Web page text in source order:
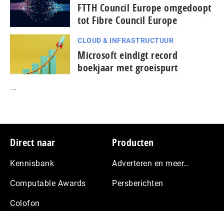
FTTH Council Europe omgedoopt
tot Fibre Council Europe
CLOUD & INFRASTRUCTUUR
Microsoft eindigt record
boekjaar met groeispurt
...
Footer
Direct naar
Kennisbank
Computable Awards
Colofon
Producten
Adverteren en meer…
Persberichten